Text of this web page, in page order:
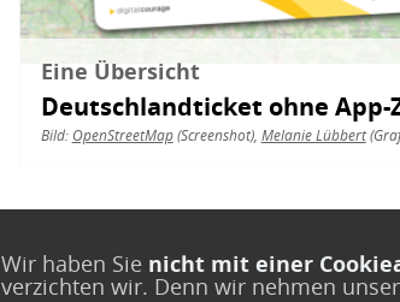
Eine Übersicht
Deutschlandticket ohne App-
Bild: OpenStreetMap(Screenshot), Melanie Lübbert
Wir haben Sie nicht mit einer
verzichten wir. Denn wir nehmen